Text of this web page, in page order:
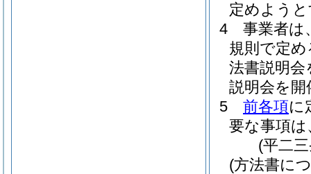
定めよう
4
事業者は
規則で定
法書説明
説明会を
5
前各項に
要な事項
(平二
(方法書に